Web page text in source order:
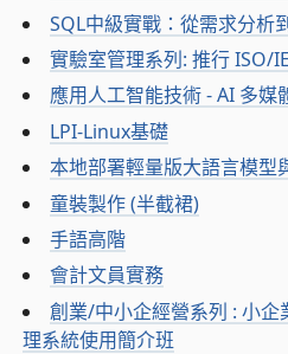
SQL中級實戰：從需求分析
實驗室管理系列: 推行 ISO/
應用人工智能技術 - AI 多媒
LPI-Linux基礎
本地部署輕量版大語言模型
童裝製作 (半截裙)
手語高階
會計文員實務
創業/中小企經營系列 : 小
理系統使用簡介班